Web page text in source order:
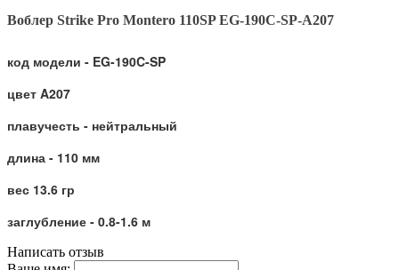
Воблер Strike Pro Montero 110SP EG-190C-SP-A207
код модели - EG-190C-SP
цвет A207
плавучесть - нейтральный
длина - 110 мм
вес 13.6 гр
заглубление - 0.8-1.6 м
Написать отзыв